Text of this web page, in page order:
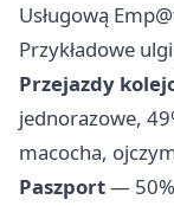
Usługową
Przykładowe
Przejazdy
jednorazowe,
macocha,
Paszport—